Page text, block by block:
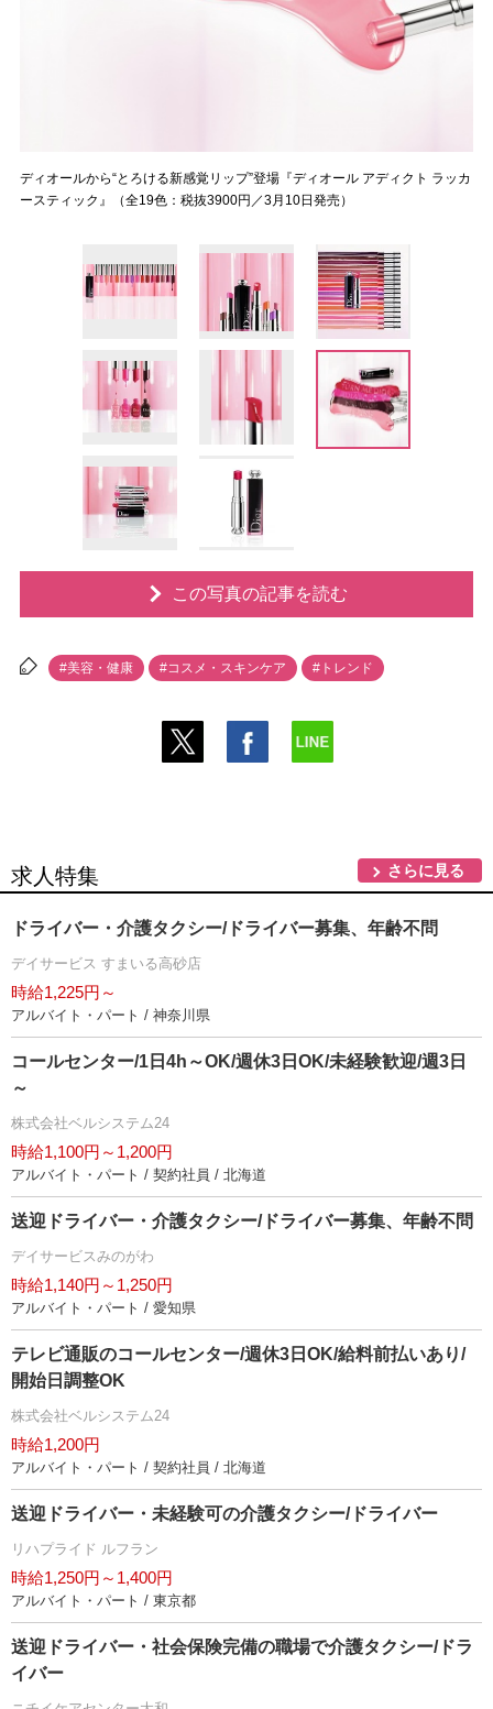
ディオールから“とろける新感覚リップ”登場『ディオール アディクト ラッカ
ースティック』（全19色：税抜3900円／3月10日発売）
この写真の記事を読む
#美容・健康 #コスメ・スキンケア #トレンド
求人特集 さらに見る
ドライバー・介護タクシー/ドライバー募集、年齢不問
デイサービス すまいる高砂店
時給1,225円～
アルバイト・パート / 神奈川県
コールセンター/1日4h～OK/週休3日OK/未経験歓迎/週3日
～
株式会社ベルシステム24
時給1,100円～1,200円
アルバイト・パート / 契約社員 / 北海道
送迎ドライバー・介護タクシー/ドライバー募集、年齢不問
デイサービスみのがわ
時給1,140円～1,250円
アルバイト・パート / 愛知県
テレビ通販のコールセンター/週休3日OK/給料前払いあり/
開始日調整OK
株式会社ベルシステム24
時給1,200円
アルバイト・パート / 契約社員 / 北海道
送迎ドライバー・未経験可の介護タクシー/ドライバー
リハプライド ルフラン
時給1,250円～1,400円
アルバイト・パート / 東京都
送迎ドライバー・社会保険完備の職場で介護タクシー/ドラ
イバー